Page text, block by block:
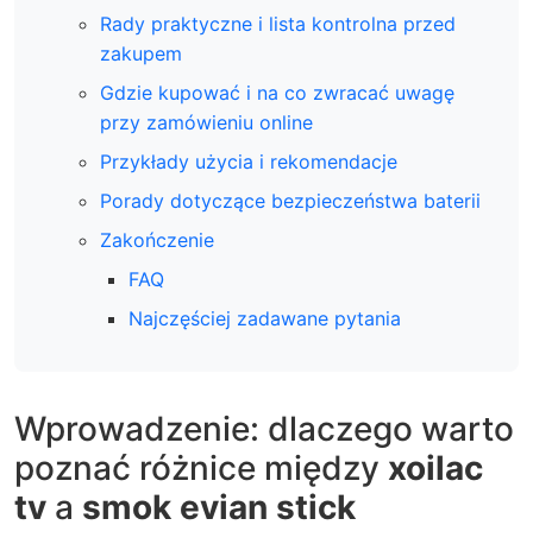
Rady praktyczne i lista kontrolna przed
zakupem
Gdzie kupować i na co zwracać uwagę
przy zamówieniu online
Przykłady użycia i rekomendacje
Porady dotyczące bezpieczeństwa baterii
Zakończenie
FAQ
Najczęściej zadawane pytania
Wprowadzenie: dlaczego warto
poznać różnice między xoilac
tv a smok evian stick